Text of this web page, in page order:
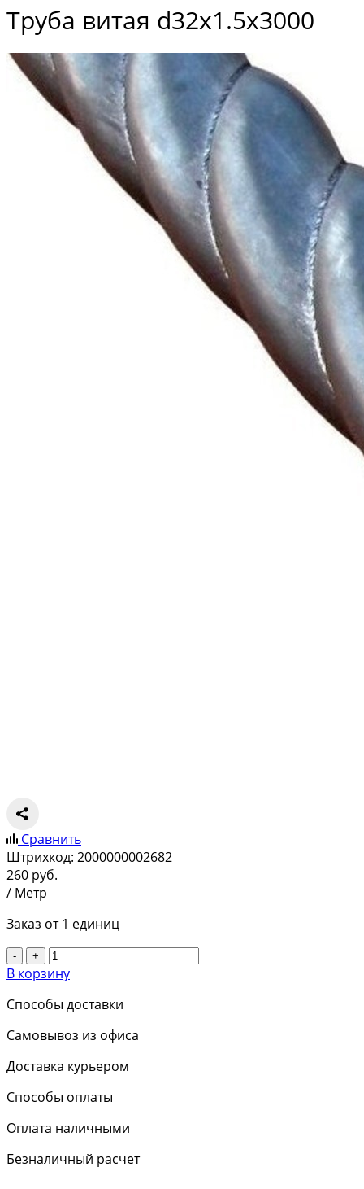
Труба витая d32х1.5х3000
Сравнить
Штрихкод: 2000000002682
260 руб.
/ Метр
Заказ от 1 единиц
- +
В корзину
Способы доставки
Самовывоз из офиса
Доставка курьером
Способы оплаты
Оплата наличными
Безналичный расчет